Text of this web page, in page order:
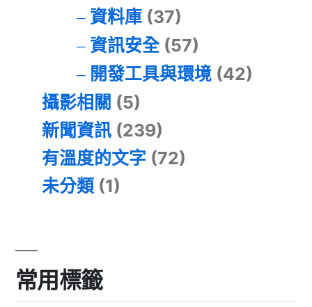
資料庫(37)
資訊安全(57)
開發工具與環境(42)
攝影相關 (5)
新聞資訊 (239)
有溫度的文字 (72)
未分類 (1)
常用標籤